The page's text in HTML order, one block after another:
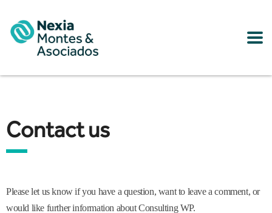
Contact us
Please let us know if you have a question, want to leave a comment, or
would like further information about Consulting WP.